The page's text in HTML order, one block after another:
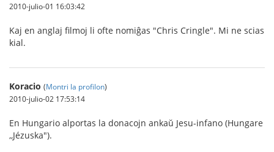
2010-julio-01 16:03:42
Kaj en anglaj filmoj li ofte nomiĝas "Chris Cringle". Mi ne scias
kial.
Koracio (Montri la profilon)
2010-julio-02 17:53:14
En Hungario alportas la donacojn ankaŭ Jesu-infano (Hungare
,,Jézuska").